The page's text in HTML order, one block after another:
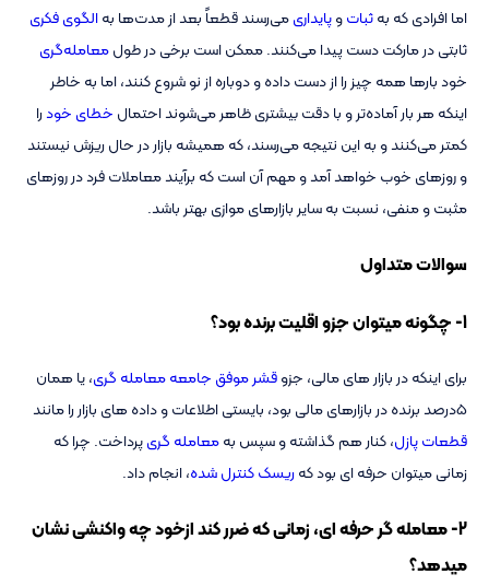
اما افرادی که بهثباتوپایداریمی‌رسند قطعاً بعد از مدت‌ها بهالگوی فکری
ثابتی در مارکت دست پیدا می‌کنند. ممکن است برخی در طولمعامله‌گری
خود بارها همه چیز را از دست داده و دوباره از نو شروع کنند، اما به خاطر
اینکه هر بار آماده‌تر و با دقت بیشتری ظاهر می‌شوند احتمال خطای خودرا
کمتر می‌کنند و به این نتیجه می‌رسند، که همیشه بازار در حال ریزش نیستند
و روزهای خوب خواهد آمد و مهم آن است که برآیند معاملات فرد در روزهای
مثبت و منفی، نسبت به سایر بازارهای موازی بهتر باشد.
سوالات متداول
1- چگونه میتوان جزو اقلیت برنده بود؟
برای اینکه در بازار های مالی، جزوقشر موفق جامعه معامله گری، یا همان
5درصد برنده در بازارهای مالی بود، بایستی اطلاعات و داده های بازار را مانند
قطعات پازل، کنار هم گذاشته و سپس بهمعامله گریپرداخت. چرا که
زمانی میتوان حرفه ای بود کهریسک کنترل شده، انجام داد.
2- معامله گر حرفه ای، زمانی که ضرر کند ازخود چه واکنشی نشان
میدهد؟